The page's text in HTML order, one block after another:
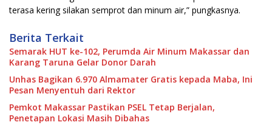
terasa kering silakan semprot dan minum air,” pungkasnya.
Berita Terkait
Semarak HUT ke-102, Perumda Air Minum Makassar dan
Karang Taruna Gelar Donor Darah
Unhas Bagikan 6.970 Almamater Gratis kepada Maba, Ini
Pesan Menyentuh dari Rektor
Pemkot Makassar Pastikan PSEL Tetap Berjalan,
Penetapan Lokasi Masih Dibahas